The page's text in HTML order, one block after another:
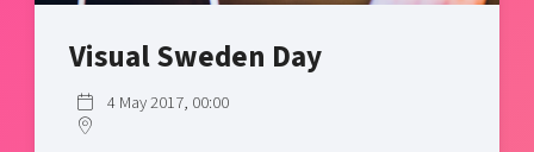
Bright East
Talent & skills
Startup & industry collaboration
Offers to boost your business
Projects
Publications
Project toolbox
Today's lunch in Mjärdevi
Visual Sweden Day
4 May 2017, 00:00